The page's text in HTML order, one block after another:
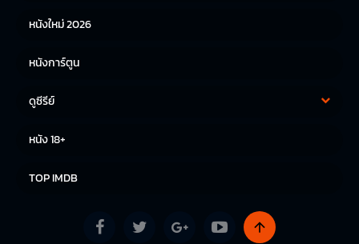
หนังใหม่ 2026
หนังการ์ตูน
ดูซีรีย์
หนัง 18+
TOP IMDB